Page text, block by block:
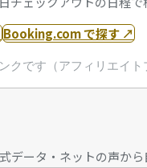
Booking.com で探す ↗
クです（アフィリエイ
データ・ネットの声から